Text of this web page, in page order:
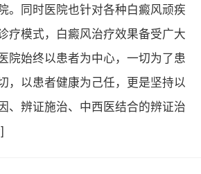
。同时医院也针对各种白癜风顽疾
疗模式，白癜风治疗效果备受广大
院始终以患者为中心，一切为了患
，以患者健康为己任，更是坚持以
、辨证施治、中西医结合的辨证治